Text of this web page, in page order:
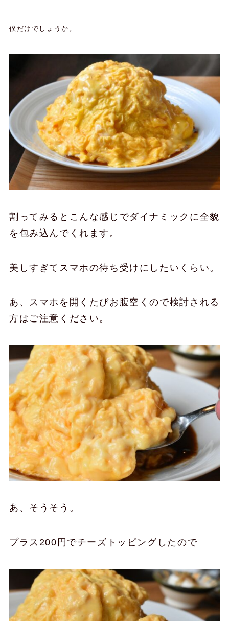
僕だけでしょうか。
割ってみるとこんな感じでダイナミックに全貌
を包み込んでくれます。
美しすぎてスマホの待ち受けにしたいくらい。
あ、スマホを開くたびお腹空くので検討される
方はご注意ください。
あ、そうそう。
プラス200円でチーズトッピングしたので